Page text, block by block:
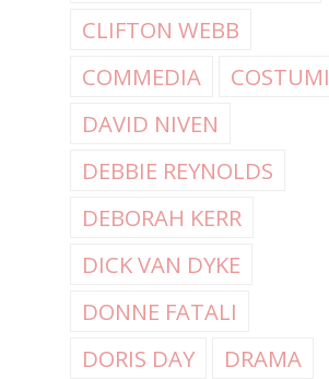
CLIFTON WEBB
COMMEDIA
COSTUMI
DAVID NIVEN
DEBBIE REYNOLDS
DEBORAH KERR
DICK VAN DYKE
DONNE FATALI
DORIS DAY
DRAMA